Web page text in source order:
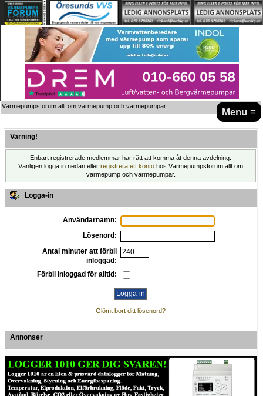
Menu ≡
Värmepumpsforum allt om värmepump och värmepumpar
Varning!
Enbart registrerade medlemmar har rätt att komma åt denna avdelning.
Vänligen logga in nedan eller registrera ett konto hos Värmepumpsforum allt om
värmepump och värmepumpar.
Logga-in
Användarnamn:
Lösenord:
Antal minuter att förbli
inloggad:
Förbli inloggad för alltid:
Glömt bort ditt lösenord?
Annonser